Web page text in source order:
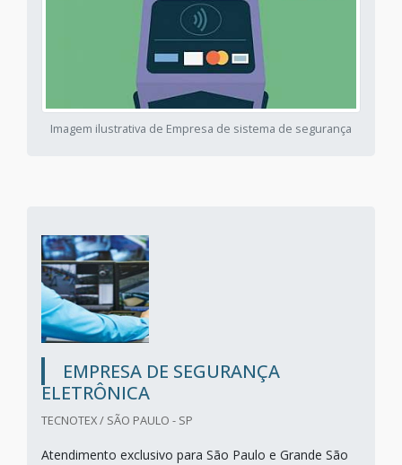
Imagem ilustrativa de Empresa de sistema de segurança
EMPRESA DE SEGURANÇA
ELETRÔNICA
TECNOTEX / SÃO PAULO - SP
Atendimento exclusivo para São Paulo e Grande São